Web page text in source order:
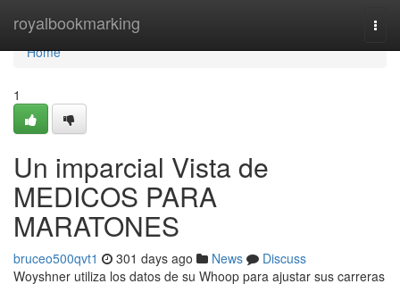
royalbookmarking
Home
Home
1
Un imparcial Vista de
MEDICOS PARA
MARATONES
bruceo500qvt1 301 days ago News
Discuss
Woyshner utiliza los datos de su Whoop para ajustar sus carreras